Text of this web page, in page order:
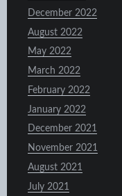
December 2022
August 2022
May 2022
March 2022
February 2022
January 2022
December 2021
November 2021
August 2021
July 2021